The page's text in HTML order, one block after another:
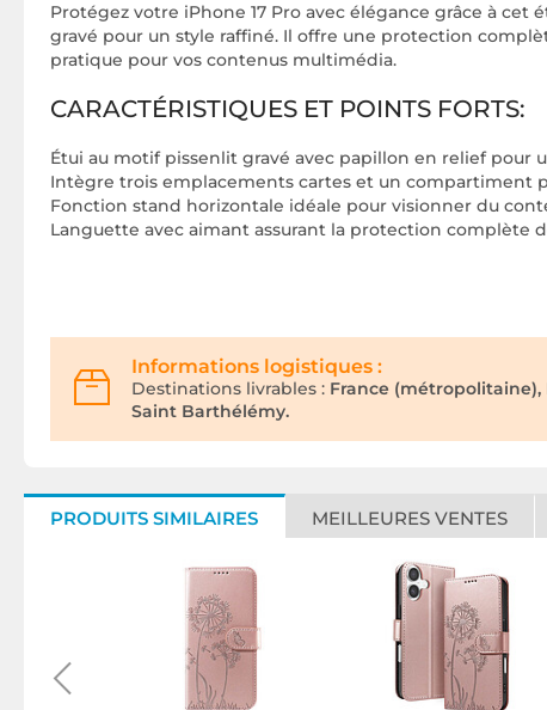
Protégez votre iPhone 17 Pro avec élégance grâce à
gravé pour un style raffiné. Il offre une protection
pratique pour vos contenus multimédia.
CARACTÉRISTIQUES ET POINTS FORTS:
Étui au motif pissenlit gravé avec papillon en relief
Intègre trois emplacements cartes et un compartiment
Fonction stand horizontale idéale pour visionner du
Languette avec aimant assurant la protection complète
Informations logistiques :
Destinations livrables : France (métropolitaine),
Saint Barthélémy.
PRODUITS SIMILAIRES MEILLEURES VENTES